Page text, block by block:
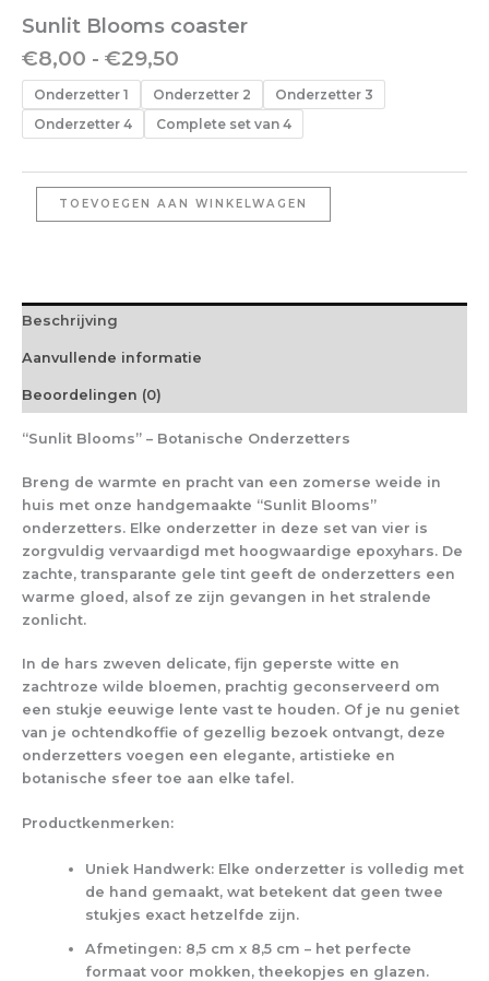
Sunlit Blooms coaster
€8,00 - €29,50
Onderzetter 1 Onderzetter 2
Onderzetter 3
Onderzetter 4
Complete set van 4
TOEVOEGEN AAN WINKELWAGEN
Beschrijving
Aanvullende informatie
Beoordelingen (0)
“Sunlit Blooms” – Botanische Onderzetters
Breng de warmte en pracht van een zomerse weide in
huis met onze handgemaakte “Sunlit Blooms”
onderzetters. Elke onderzetter in deze set van vier is
zorgvuldig vervaardigd met hoogwaardige epoxyhars. De
zachte, transparante gele tint geeft de onderzetters een
warme gloed, alsof ze zijn gevangen in het stralende
zonlicht.
In de hars zweven delicate, fijn geperste witte en
zachtroze wilde bloemen, prachtig geconserveerd om
een stukje eeuwige lente vast te houden. Of je nu geniet
van je ochtendkoffie of gezellig bezoek ontvangt, deze
onderzetters voegen een elegante, artistieke en
botanische sfeer toe aan elke tafel.
Productkenmerken:
Uniek Handwerk: Elke onderzetter is volledig met
de hand gemaakt, wat betekent dat geen twee
stukjes exact hetzelfde zijn.
Afmetingen: 8,5 cm x 8,5 cm – het perfecte
formaat voor mokken, theekopjes en glazen.